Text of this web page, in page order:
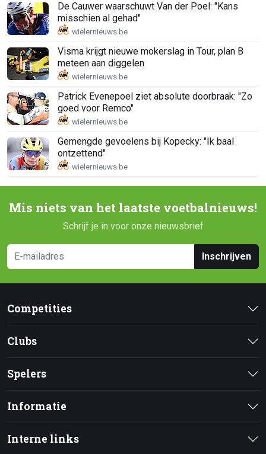
De Cauwer waarschuwt Van der Poel: "Kans
misschien al gehad"
Visma krijgt nieuwe mokerslag in Tour, plan B
meteen aan diggelen
Patrick Evenepoel ziet absolute doorbraak: "Zo
goed voor Remco"
Gemengde gevoelens bij Kopecky: "Ik baal
ontzettend"
Mis niets van het laatste voetbalnieuws!
Schrijf je in voor onze nieuwsbrief
Inschrijven
Competities
Clubs
Spelers
Informatie
Interne links